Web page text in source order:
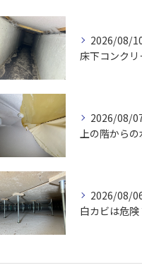
2026/08/
2026/08/
2026/08/